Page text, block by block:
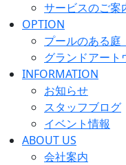
サービスのご案
OPTION
プールのある庭
グランドアート
INFORMATION
お知らせ
スタッフブログ
イベント情報
ABOUT US
会社案内